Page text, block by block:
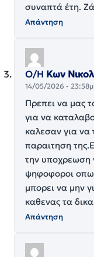
συναπτά έτη.
Απάντηση
Ο/Η Κων
14/05/2026 -
Πρεπει να μας
για να
καλεσαν για να
παραιτηση
την υποχρεωση
ψηφοφοροι
μπορει να μην
καθενας τα
Απάντηση